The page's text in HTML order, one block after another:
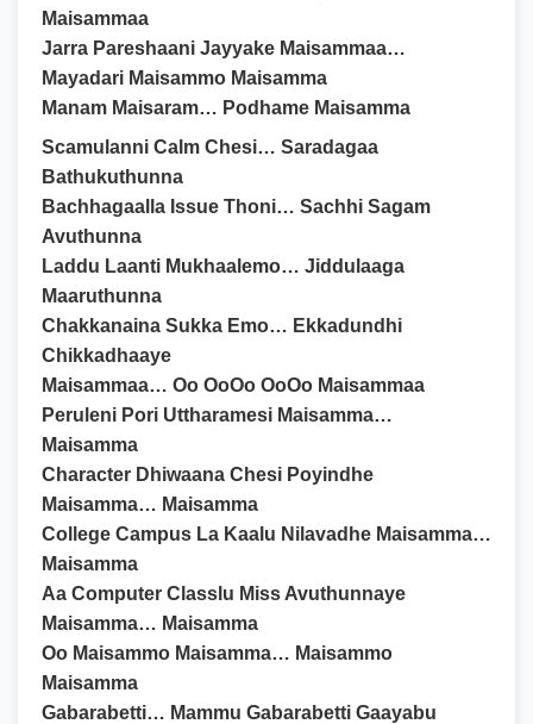
Maisammaa
Jarra Pareshaani Jayyake Maisammaa…
Mayadari Maisammo Maisamma
Manam Maisaram… Podhame Maisamma
Scamulanni Calm Chesi… Saradagaa
Bathukuthunna
Bachhagaalla Issue Thoni… Sachhi Sagam
Avuthunna
Laddu Laanti Mukhaalemo… Jiddulaaga
Maaruthunna
Chakkanaina Sukka Emo… Ekkadundhi
Chikkadhaaye
Maisammaa… Oo OoOo OoOo Maisammaa
Peruleni Pori Uttharamesi Maisamma…
Maisamma
Character Dhiwaana Chesi Poyindhe
Maisamma… Maisamma
College Campus La Kaalu Nilavadhe Maisamma…
Maisamma
Aa Computer Classlu Miss Avuthunnaye
Maisamma… Maisamma
Oo Maisammo Maisamma… Maisammo
Maisamma
Gabarabetti… Mammu Gabarabetti Gaayabu